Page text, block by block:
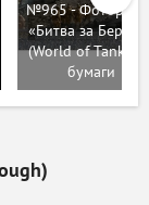
№965 -
«Битва за
(World of Tanks)
бумаги